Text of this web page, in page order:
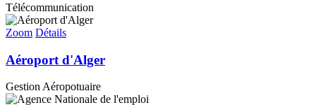
Télécommunication
Zoom Détails
Aéroport d'Alger
Gestion Aéropotuaire